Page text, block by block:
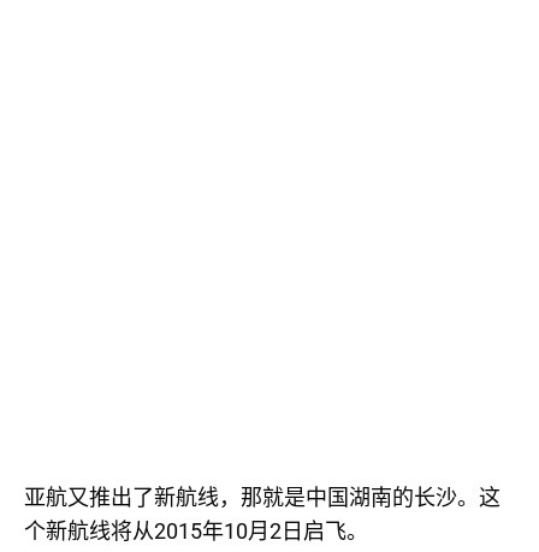
亚航又推出了新航线，那就是中国湖南的长沙。这
个新航线将从2015年10月 2 日启飞。